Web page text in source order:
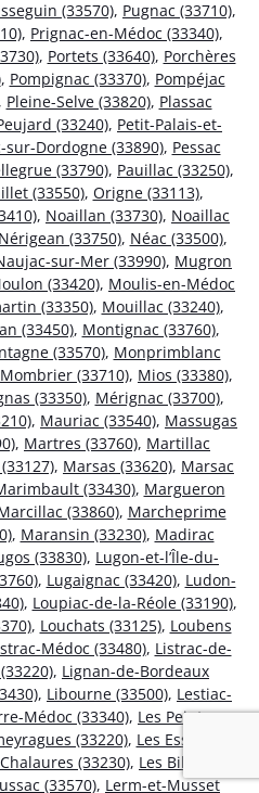
(33570), Pugnac (33710),
, Prignac-en-Médoc (33340),
, Portets (33640), Porchères
, Pompignac (33370), Pompéjac
Pleine-Selve (33820), Plassac
(33240), Petit-Palais-et-
sur-Dordogne (33890), Pessac
(33790), Pauillac (33250),
(33550), Origne (33113),
, Noaillan (33730), Noaillac
Nérigean (33750), Néac (33500),
sur-Mer (33990), Mugron
(33420), Moulis-en-Médoc
(33350), Mouillac (33240),
(33450), Montignac (33760),
(33570), Monprimblanc
Mombrier (33710), Mios (33380),
(33350), Mérignac (33700),
, Mauriac (33540), Massugas
, Martres (33760), Martillac
, Marsas (33620), Marsac
(33430), Margueron
(33860), Marcheprime
, Maransin (33230), Madirac
(33830), Lugon-et-l’Île-du-
, Lugaignac (33420), Ludon-
, Loupiac-de-la-Réole (33190),
, Louchats (33125), Loubens
Médoc (33480), Listrac-de-
, Lignan-de-Bordeaux
, Libourne (33500), Lestiac-
Médoc (33340), Les Peintures
(33220), Les Esseintes
(33230), Les Billaux
(33570), Lerm-et-Musset